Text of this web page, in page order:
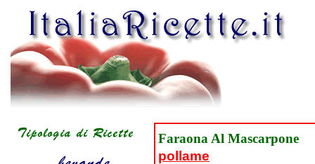
Faraona Al Mascarpone
pollame